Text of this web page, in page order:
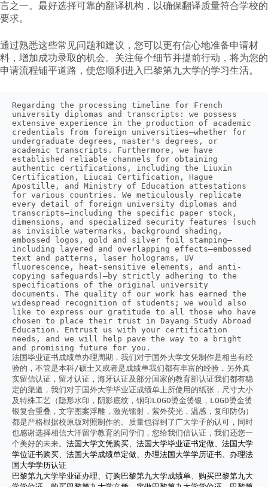
言之一。最好选择可靠的翻译机构，以确保翻译质量符合学校的
要求。
通过熟悉这些常见问题和建议，您可以更有信心地准备申请材
料，增加成功录取的机会。关注每个细节并提前行动，将为您的
申请流程铺平道路，使您顺利进入巴黎第九大学的学习生活。
Regarding the processing timeline for French
university diplomas and transcripts: we possess
extensive experience in the production of academic
credentials from foreign universities—whether for
undergraduate degrees, master's degrees, or
academic transcripts. Furthermore, we have
established reliable channels for obtaining
authentic certifications, including the Liuxin
Certification, Liucai Certification, Hague
Apostille, and Ministry of Education attestations
for various countries. We meticulously replicate
every detail of foreign university diplomas and
transcripts—including the specific paper stock,
dimensions, and specialized security features (such
as invisible watermarks, background shading,
embossed logos, gold and silver foil stamping—
including layered and overlapping effects—embossed
text and patterns, laser holograms, UV
fluorescence, heat-sensitive elements, and anti-
copying safeguards)—by strictly adhering to the
specifications of the original university
documents. The quality of our work has earned the
widespread recognition of students; we would also
like to express our gratitude to all those who have
chosen to place their trust in Dayang Study Abroad
Education. Entrust us with your certification
needs, and we will help pave the way to a bright
and promising future for you.
法国毕业证书成绩单办理周期，我们对于国外大学文凭制作是相当有经
验的，不管是本科/硕士又或者是成绩单我们都有丰富的经验，另外真
实留信认证，留才认证，海牙认证及部分国家的教育部认证我们都有稳
定的渠道，我们对于国外大学毕业证成绩单上所使用的纸张，尺寸大小
及特殊工艺（隐形水印，阴影底纹，钢印LOGO烫金烫银，LOGO烫金烫
银复合重叠，文字图案浮雕，激光镭射，紫外荧光，温感，复印防伪）
都是严格根据校原版对照制作的。质量也得到了广大学子的认可，同时
也感谢选择相信大洋留学教育的同学们，您给我们信认证，我们还您一
个美好的未来。 法国大学文凭购买、法国大学毕业证书定做、法国大学
学位证书购买、法国大学成绩单定做、办理法国大学学历证书、办理法
国大学学历认证
巴黎第九大学毕业证办理、订购巴黎第九大学成绩单、购买巴黎第九大